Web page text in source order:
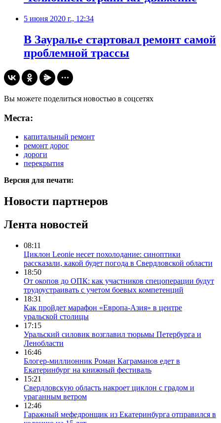
5 июня 2020 г., 12:34
В Зауралье стартовал ремонт самой
проблемной трассы
Вы можете поделиться новостью в соцсетях
Места:
капитальный ремонт
ремонт дорог
дороги
перекрытия
Версия для печати:
Новости партнеров
Лента новостей
08:11
Циклон Leonie несет похолодание: синоптики
рассказали, какой будет погода в Свердловской области
18:50
От окопов до ОПК: как участников спецоперации будут
трудоустраивать с учетом боевых компетенций
18:31
Как пройдет марафон «Европа-Азия» в центре
уральской столицы
17:15
Уральский силовик возглавил тюрьмы Петербурга и
Ленобласти
16:46
Блогер-миллионник Роман Каграманов едет в
Екатеринбург на книжный фестиваль
15:21
Свердловскую область накроет циклон с градом и
ураганным ветром
12:46
Гаражный мефедронщик из Екатеринбурга отправился в